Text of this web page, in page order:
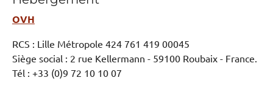
OVH
RCS : Lille Métropole 424 761 419 00045
Siège social : 2 rue Kellermann - 59100 Roubaix - France.
Tél : +33 (0)9 72 10 10 07